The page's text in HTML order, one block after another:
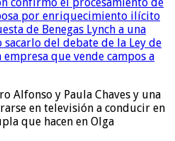
por enriquecimiento ilícito
de Benegas Lynch a una
del debate de la Ley de
que vende campos a
Alfonso y Paula Chaves y una
en televisión a conducir en
que hacen en Olga